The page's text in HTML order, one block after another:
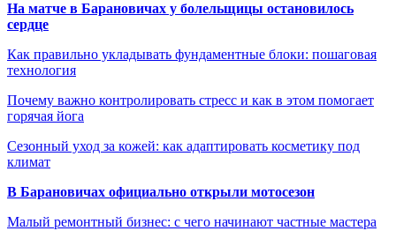
На матче в Барановичах у болельщицы остановилось
сердце
Как правильно укладывать фундаментные блоки: пошаговая
технология
Почему важно контролировать стресс и как в этом помогает
горячая йога
Сезонный уход за кожей: как адаптировать косметику под
климат
В Барановичах официально открыли мотосезон
Малый ремонтный бизнес: с чего начинают частные мастера